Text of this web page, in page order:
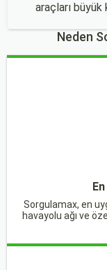
araçları büyük
Neden
Sorgulamax, en
havayolu ağı ve